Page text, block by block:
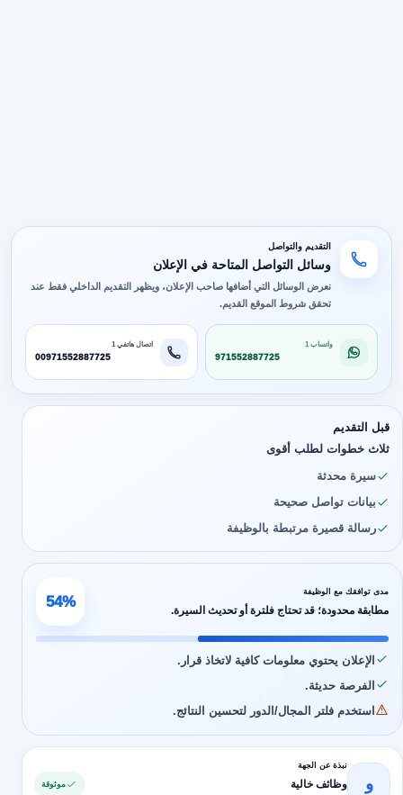
التقديم والتواصل
وسائل التواصل المتاحة في الإعلان
نعرض الوسائل التي أضافها صاحب الإعلان، ويظهر التقديم الداخلي فقط عند
تحقق شروط الموقع القديم.
واتساب 1
971552887725
اتصال هاتفي 1
00971552887725
قبل التقديم
ثلاث خطوات لطلب أقوى
سيرة محدثة
بيانات تواصل صحيحة
رسالة قصيرة مرتبطة بالوظيفة
مدى توافقك مع الوظيفة
مطابقة محدودة؛ قد تحتاج فلترة أو تحديث السيرة. 54%
الإعلان يحتوي معلومات كافية لاتخاذ قرار.
الفرصة حديثة.
استخدم فلتر المجال/الدور لتحسين النتائج.
و
نبذة عن الجهة
وظائف خالية موثوقة